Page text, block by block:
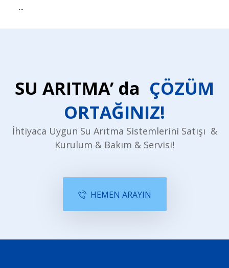
...
SU ARITMA’ da ÇÖZÜM
ORTAĞINIZ!
İhtiyaca Uygun Su Arıtma Sistemlerini Satışı &
Kurulum & Bakım & Servisi!
HEMEN ARAYIN